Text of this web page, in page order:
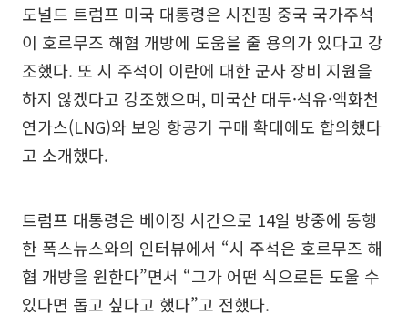
도널드 트럼프 미국 대통령은 시진핑 중국 국가주석
이 호르무즈 해협 개방에 도움을 줄 용의가 있다고 강
조했다. 또 시 주석이 이란에 대한 군사 장비 지원을
하지 않겠다고 강조했으며, 미국산 대두·석유·액화천
연가스(LNG)와 보잉 항공기 구매 확대에도 합의했다
고 소개했다.
트럼프 대통령은 베이징 시간으로 14일 방중에 동행
한 폭스뉴스와의 인터뷰에서 “시 주석은 호르무즈 해
협 개방을 원한다”면서 “그가 어떤 식으로든 도울 수
있다면 돕고 싶다고 했다”고 전했다.